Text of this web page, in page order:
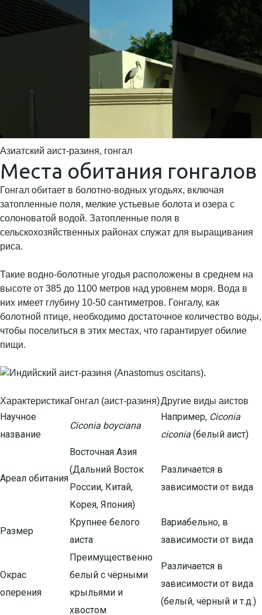
Азиатский аист-разиня, гонгал
Места обитания гонгалов
Гонгал обитает в болотно-водных угодьях, включая
затопленные поля, мелкие устьевые болота и озера с
солоноватой водой. Затопленные поля в
сельскохозяйственных районах служат для выращивания
риса.
Такие водно-болотные угодья расположены в среднем на
высоте от 385 до 1100 метров над уровнем моря. Вода в
них имеет глубину 10-50 сантиметров. Гонгалу, как
болотной птице, необходимо достаточное количество воды,
чтобы поселиться в этих местах, что гарантирует обилие
пищи.
ХарактеристикаГонгал (аист-разиня)Другие виды аистов
Научное
название
Ciconia boyciana
Например, Ciconia
ciconia (белый аист)
Ареал обитания
Восточная Азия
(Дальний Восток
России, Китай,
Корея, Япония)
Различается в
зависимости от вида
Размер
Крупнее белого
аиста
Вариабельно, в
зависимости от вида
Окрас
оперения
Преимущественно
белый с чёрными
крыльями и
хвостом
Различается в
зависимости от вида
(белый, чёрный и т.д.)